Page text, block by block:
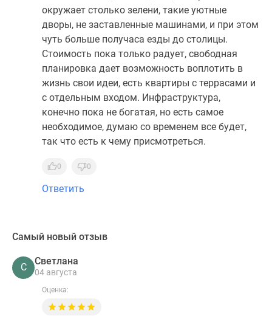
окружает столько зелени, такие уютные
дворы, не заставленные машинами, и при этом
чуть больше получаса езды до столицы.
Стоимость пока только радует, свободная
планировка дает возможность воплотить в
жизнь свои идеи, есть квартиры с террасами и
с отдельным входом. Инфраструктура,
конечно пока не богатая, но есть самое
необходимое, думаю со временем все будет,
так что есть к чему присмотреться.
0 0
Ответить
Самый новый отзыв
С
Светлана
04 августа
Оценка: